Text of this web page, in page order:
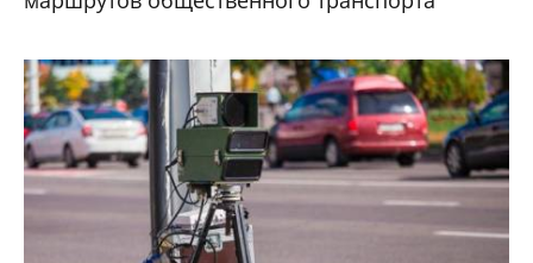
YouTube могут отключить в Беларуси